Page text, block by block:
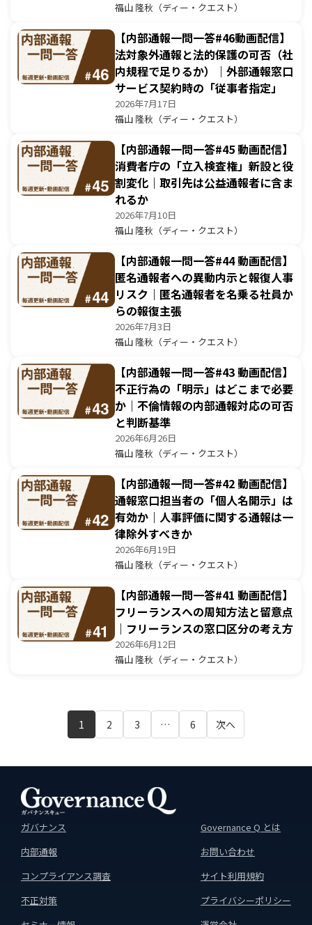
福山 隆秋（ディー・クエスト）
【内部通報一問一答#46動画配信】
法対象外通報と法的保護の可否（社
内規程で足りるか）｜外部通報窓口
サービス契約時の「従事者指定」
2026年7月17日
福山 隆秋（ディー・クエスト）
【内部通報一問一答#45 動画配信】
消費者庁の「立入検査権」新設と役
割変化｜取引先は公益通報者に含ま
れるか
2026年7月10日
福山 隆秋（ディー・クエスト）
【内部通報一問一答#44 動画配信】
匿名通報者への異動内示と報復人事
リスク｜匿名通報者を名乗る社員か
らの報復主張
2026年7月3日
福山 隆秋（ディー・クエスト）
【内部通報一問一答#43 動画配信】
不正行為の「明示」はどこまで必要
か｜不倫情報の内部通報対応の可否
と判断基準
2026年6月26日
福山 隆秋（ディー・クエスト）
【内部通報一問一答#42 動画配信】
通報窓口担当者の「個人名開示」は
有効か｜人事評価に関する通報は一
律除外すべきか
2026年6月19日
福山 隆秋（ディー・クエスト）
【内部通報一問一答#41 動画配信】
フリーランスへの周知方法と留意点
｜フリーランスの窓口区分の考え方
2026年6月12日
福山 隆秋（ディー・クエスト）
1 2 3 … 6 次へ
ガバナンス
内部通報
コンプライアンス調査
不正対策
Governance Q とは
お問い合わせ
サイト利用規約
プライバシーポリシー